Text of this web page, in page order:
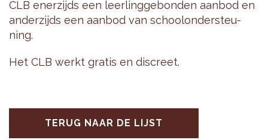
CLB ener­zijds een leer­ling­ge­bon­den aan­bod en
an­der­zijds een aan­bod van school­on­der­steu­
ning.
Het CLB werkt gra­tis en dis­creet.
TERUG NAAR DE LIJST